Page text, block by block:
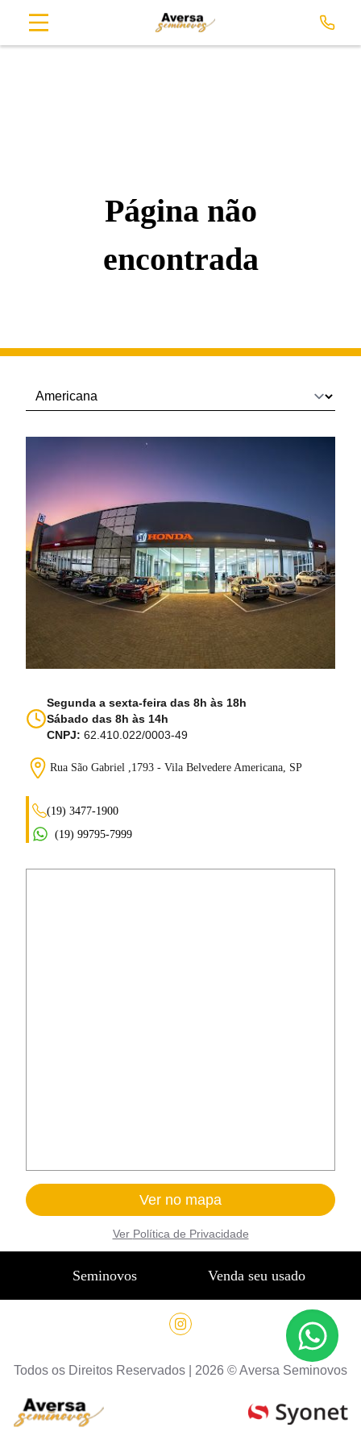
Página não
encontrada
Segunda a sexta-feira das 8h às 18h
Sábado das 8h às 14h
CNPJ: 62.410.022/0003-49
Rua São Gabriel ,1793 - Vila Belvedere Americana, SP
(19) 3477-1900
(19) 99795-7999
Ver no mapa
Ver Política de Privacidade
Seminovos Venda seu usado
Todos os Direitos Reservados | 2026 ©Aversa Seminovos